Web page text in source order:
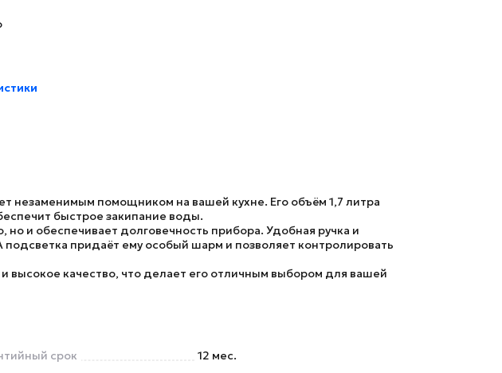
незаменимым помощником на вашей кухне. Его объём 1,7 литра
быстрое закипание воды.
и обеспечивает долговечность прибора. Удобная ручка и
придаёт ему особый шарм и позволяет контролировать
высокое качество, что делает его отличным выбором для вашей
срок
12 мес.